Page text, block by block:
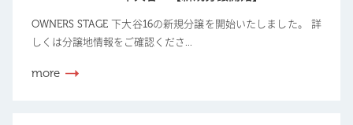
OWNERS STAGE 下大谷16の新規分譲を開始いたしました。 詳
しくは分譲地情報をご確認くださ...
more